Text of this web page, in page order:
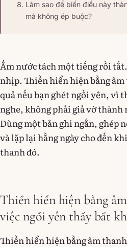
Làm sao để biến điều này
mà không ép buộc?
Ấm nước tách một tiếng rồi tắt.
nhịp. Thiền hiển hiện bằng
quả nếu bạn ghét ngồi yên, vì
nghe, không phải giả vờ
Dùng một bản ghi ngắn, ghép
và lặp lại hằng ngày cho đến
thanh đó.
Thiền hiển hiện bằng
việc ngồi yên thấy bất
Thiền hiển hiện bằng âm